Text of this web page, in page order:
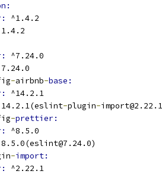
^1.4.2
1.4.2
^7.24.0
7.24.0
-airbnb-base:
^14.2.1
14.2.1(eslint-plugin-
-prettier:
^8.5.0
8.5.0(eslint@7.24.0)
-import:
^2.22.1